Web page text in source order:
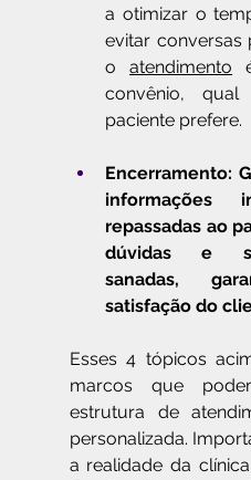
a otimizar o
evitar conversas
o atendimento
convênio,
paciente prefere.
Encerramento:
informações
repassadas ao
dúvidas e
sanadas,
satisfação do
Esses 4 tópicos
marcos que
estrutura de
personalizada.
a realidade da